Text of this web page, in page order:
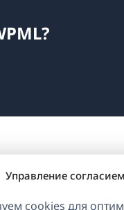
Управление
cookies для